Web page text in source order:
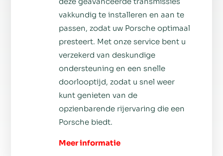
vakkundig te installeren en aan te
passen, zodat uw Porsche optimaal
presteert. Met onze service bent u
verzekerd van deskundige
ondersteuning en een snelle
doorlooptijd, zodat u snel weer
kunt genieten van de
opzienbarende rijervaring die een
Porsche biedt.
Meer informatie